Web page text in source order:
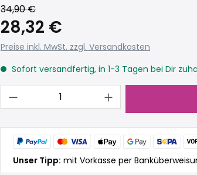
34,90 €
28,32 €
Preise inkl. MwSt. zzgl. Versandkosten
Sofort versandfertig, in 1-3 Tagen bei Dir
Produkt Anzahl: Gib den
Unser Tipp: mit Vorkasse per